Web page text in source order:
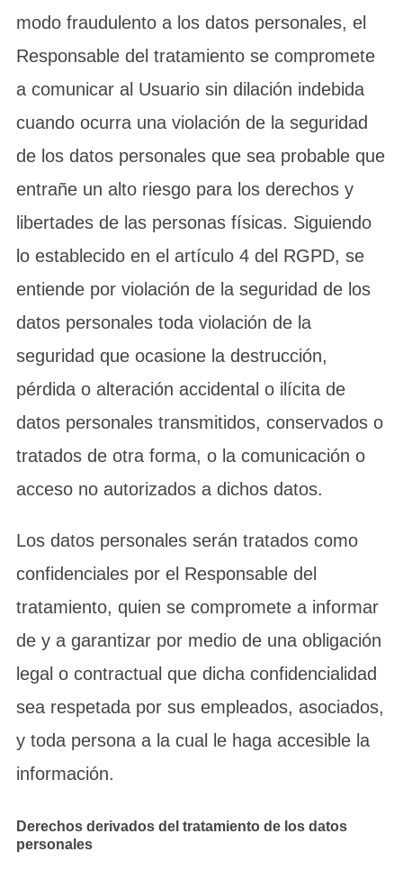
modo fraudulento a los datos personales, el
Responsable del tratamiento se compromete
a comunicar al Usuario sin dilación indebida
cuando ocurra una violación de la seguridad
de los datos personales que sea probable que
entrañe un alto riesgo para los derechos y
libertades de las personas físicas. Siguiendo
lo establecido en el artículo 4 del RGPD, se
entiende por violación de la seguridad de los
datos personales toda violación de la
seguridad que ocasione la destrucción,
pérdida o alteración accidental o ilícita de
datos personales transmitidos, conservados o
tratados de otra forma, o la comunicación o
acceso no autorizados a dichos datos.
Los datos personales serán tratados como
confidenciales por el Responsable del
tratamiento, quien se compromete a informar
de y a garantizar por medio de una obligación
legal o contractual que dicha confidencialidad
sea respetada por sus empleados, asociados,
y toda persona a la cual le haga accesible la
información.
Derechos derivados del tratamiento de los datos
personales